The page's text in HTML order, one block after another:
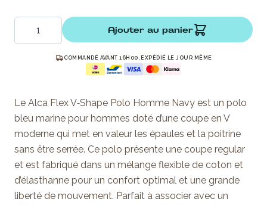
Quantité
Ajouter au panier
COMMANDÉ AVANT 16H00, EXPÉDIÉ LE JOUR MÊME
Le Alca Flex V‑Shape Polo Homme Navy est un polo
bleu marine pour hommes doté d’une coupe en V
moderne qui met en valeur les épaules et la poitrine
sans être serrée. Ce polo présente une coupe regular
et est fabriqué dans un mélange flexible de coton et
d’élasthanne pour un confort optimal et une grande
liberté de mouvement. Parfait à associer avec un